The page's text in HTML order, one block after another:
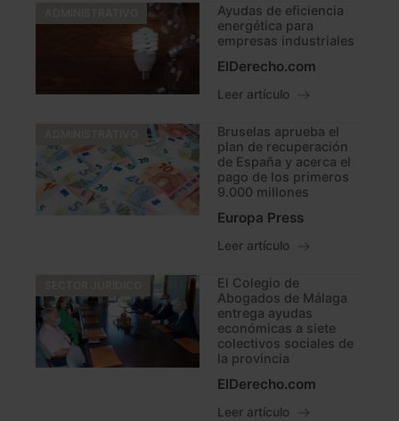
Ayudas de eficiencia
energética para
empresas industriales
ElDerecho.com
Leer artículo
Bruselas aprueba el
plan de recuperación
de España y acerca el
pago de los primeros
9.000 millones
Europa Press
Leer artículo
El Colegio de
Abogados de Málaga
entrega ayudas
económicas a siete
colectivos sociales de
la provincia
ElDerecho.com
Leer artículo